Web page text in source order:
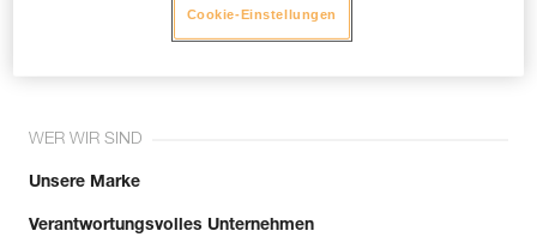
Tritt der Community bei!
WER WIR SIND
Unsere Marke
Verantwortungsvolles Unternehmen
Cookie-Einstellungen